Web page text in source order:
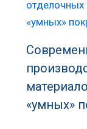
«умных»